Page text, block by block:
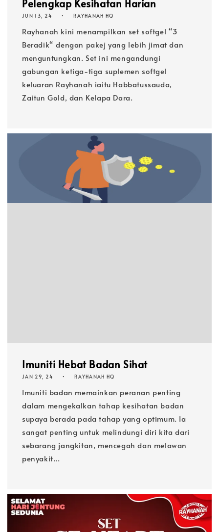
Pelengkap Kesihatan Harian
JUN 13, 24 RAYHANAH HQ
Rayhanah kini menampilkan set softgel “3
Beradik“ dengan pakej yang lebih jimat dan
menguntungkan. Set ini mengandungi
gabungan ketiga-tiga suplemen softgel
keluaran Rayhanah iaitu Habbatussauda,
Zaitun Gold, dan Kelapa Dara.
Imuniti Hebat Badan Sihat
JAN 29, 24 RAYHANAH HQ
Imuniti badan memainkan peranan penting
dalam mengekalkan tahap kesihatan badan
supaya berada pada tahap yang optimum. Ia
sangat penting untuk melindungi diri kita dari
sebarang jangkitan, mencegah dan melawan
penyakit...